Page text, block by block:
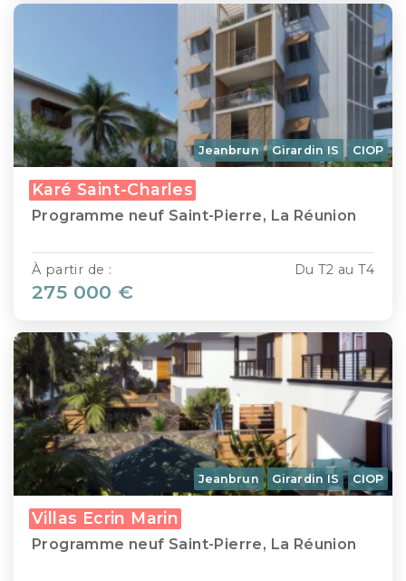
Jeanbrun Girardin IS CIOP
Karé Saint-Charles
Programme neuf Saint-Pierre, La Réunion
Du T2 au T4
À partir de :
275 000 €
Jeanbrun Girardin IS CIOP
Villas Ecrin Marin
Programme neuf Saint-Pierre, La Réunion